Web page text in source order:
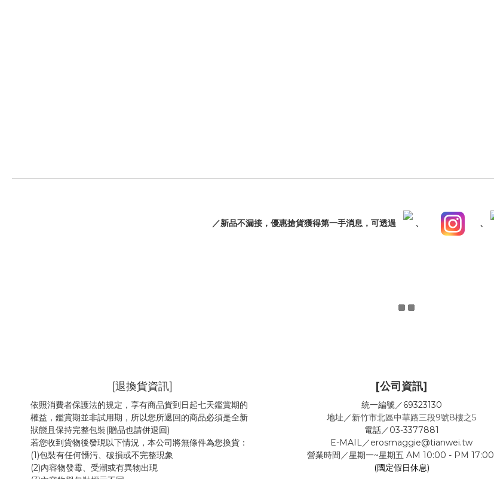
／新品不漏接，優惠搶貨獲得第一手消息，可透過 、 、
[退換貨資訊]
依照消費者保護法的規定，享有商品貨到日起七天鑑賞期的
權益，鑑賞期並非試用期，所以您所退回的商品必須是全新
狀態且保持完整包裝(贈品也請併退回)
若您收到貨物後發現以下情況，本公司將無條件為您換貨：
(1)包裝有任何髒污、破損或不完整現象
(2)內容物發霉、 受潮或有異物出現
[公司資訊]
統一編號／69323130
地址／新竹市北區中華路三段9號8樓之5
電話／03-3377881
E-MAIL／erosmaggie@tianwei.tw
營業時間／星期一~星期五 AM 10:00 - PM 17:00
(國定假日休息)